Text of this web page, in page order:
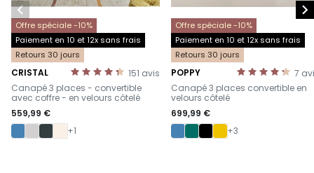
Offre spéciale -10%
Paiement en 10 et 12x sans frais
Retours 30 jours
151 avis
CRISTAL
-
Canapé 3 places - convertible
avec coffre - en velours côtelé
559,99 €
+1
Offre spéciale -10%
Paiement en 10 et 12x sans frais
Retours 30 jours
7
POPPY
-
Canapé 3 places convertible en
velours côtelé
699,99 €
+3
 